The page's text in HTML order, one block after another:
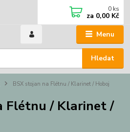
Menu
Hledat
0 ks
za 0,00 Kč
BSX stojan na Flétnu / Klarinet / Hoboj
Flétnu / Klarinet /